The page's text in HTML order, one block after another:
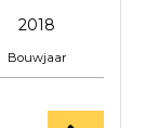
2018
Bouwjaar